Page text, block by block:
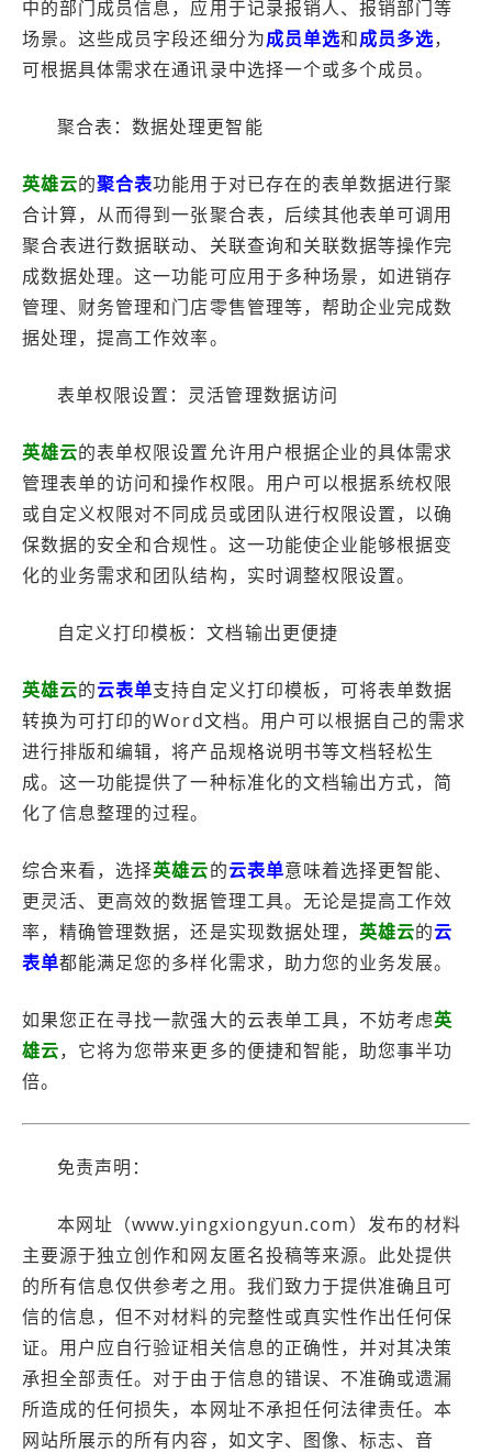
中的部门成员信息，应用于记录报销人、报销部门等
场景。这些成员字段还细分为成员单选和成员多选，
可根据具体需求在通讯录中选择一个或多个成员。
聚合表：数据处理更智能
英雄云的聚合表功能用于对已存在的表单数据进行聚
合计算，从而得到一张聚合表，后续其他表单可调用
聚合表进行数据联动、关联查询和关联数据等操作完
成数据处理。这一功能可应用于多种场景，如进销存
管理、财务管理和门店零售管理等，帮助企业完成数
据处理，提高工作效率。
表单权限设置：灵活管理数据访问
英雄云的表单权限设置允许用户根据企业的具体需求
管理表单的访问和操作权限。用户可以根据系统权限
或自定义权限对不同成员或团队进行权限设置，以确
保数据的安全和合规性。这一功能使企业能够根据变
化的业务需求和团队结构，实时调整权限设置。
自定义打印模板：文档输出更便捷
英雄云的云表单支持自定义打印模板，可将表单数据
转换为可打印的Word文档。用户可以根据自己的需求
进行排版和编辑，将产品规格说明书等文档轻松生
成。这一功能提供了一种标准化的文档输出方式，简
化了信息整理的过程。
综合来看，选择英雄云的云表单意味着选择更智能、
更灵活、更高效的数据管理工具。无论是提高工作效
率，精确管理数据，还是实现数据处理， 英雄云的云
表单都能满足您的多样化需求，助力您的业务发展。
如果您正在寻找一款强大的云表单工具，不妨考虑英
雄云，它将为您带来更多的便捷和智能，助您事半功
倍。
免责声明：
本网址（www.yingxiongyun.com）发布的材料
主要源于独立创作和网友匿名投稿等来源。此处提供
的所有信息仅供参考之用。我们致力于提供准确且可
信的信息，但不对材料的完整性或真实性作出任何保
证。用户应自行验证相关信息的正确性，并对其决策
承担全部责任。对于由于信息的错误、不准确或遗漏
所造成的任何损失，本网址不承担任何法律责任。本
网站所展示的所有内容，如文字、图像、标志、音